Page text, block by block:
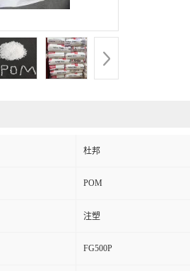
杜邦
POM
注塑
FG500P